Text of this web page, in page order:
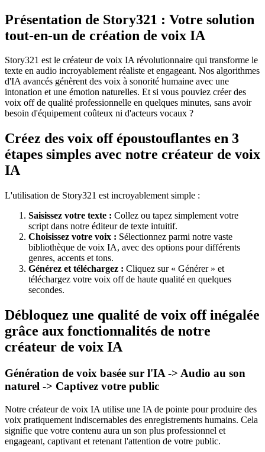
Présentation de Story321 : Votre solution
tout-en-un de création de voix IA
Story321 est le créateur de voix IA révolutionnaire qui transforme le
texte en audio incroyablement réaliste et engageant. Nos algorithmes
d'IA avancés génèrent des voix à sonorité humaine avec une
intonation et une émotion naturelles. Et si vous pouviez créer des
voix off de qualité professionnelle en quelques minutes, sans avoir
besoin d'équipement coûteux ni d'acteurs vocaux ?
Créez des voix off époustouflantes en 3
étapes simples avec notre créateur de voix
IA
L'utilisation de Story321 est incroyablement simple :
Saisissez votre texte : Collez ou tapez simplement votre
script dans notre éditeur de texte intuitif.
Choisissez votre voix : Sélectionnez parmi notre vaste
bibliothèque de voix IA, avec des options pour différents
genres, accents et tons.
Générez et téléchargez : Cliquez sur « Générer » et
téléchargez votre voix off de haute qualité en quelques
secondes.
Débloquez une qualité de voix off inégalée
grâce aux fonctionnalités de notre
créateur de voix IA
Génération de voix basée sur l'IA -> Audio au son
naturel -> Captivez votre public
Notre créateur de voix IA utilise une IA de pointe pour produire des
voix pratiquement indiscernables des enregistrements humains. Cela
signifie que votre contenu aura un son plus professionnel et
engageant, captivant et retenant l'attention de votre public.